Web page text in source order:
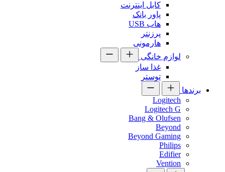
کابل اینترنت
پاور بانک
هاب USB
پرزنتر
هارمونی
لوازم خانگی
غذا ساز
توستر
برندها
Logitech
Logitech G
Bang & Olufsen
Beyond
Beyond Gaming
Philips
Edifier
Vention